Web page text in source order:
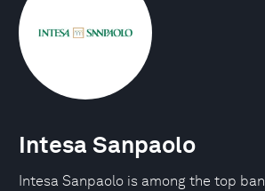
Intesa Sanpaolo
Intesa Sanpaolo is among the top